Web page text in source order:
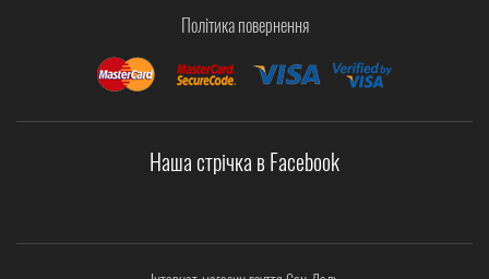
Політика повернення
Наша стрічка в Facebook